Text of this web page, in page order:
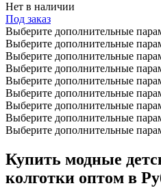
Нет в наличии
Под заказ
Выберите дополнительные
Выберите дополнительные
Выберите дополнительные
Выберите дополнительные
Выберите дополнительные
Выберите дополнительные
Выберите дополнительные
Выберите дополнительные
Выберите дополнительные
Купить модные
колготки оптом в